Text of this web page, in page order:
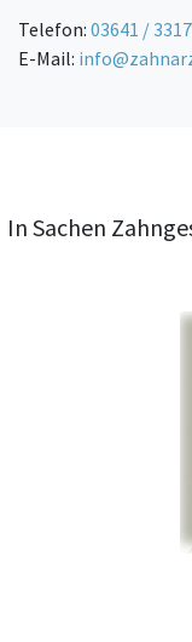
Telefon: 03641 /
E-Mail:
In Sachen